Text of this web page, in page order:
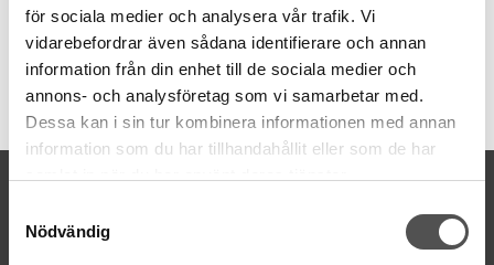
för sociala medier och analysera vår trafik. Vi
vidarebefordrar även sådana identifierare och annan
information från din enhet till de sociala medier och
annons- och analysföretag som vi samarbetar med.
Dessa kan i sin tur kombinera informationen med annan
information som du har tillhandahållit eller som de har
Nödvändig
Artikelnummer:
413306045
KONTAKTA OSS
kontakt@symaskinsboden.se
Mailsvar inom 24 timmar